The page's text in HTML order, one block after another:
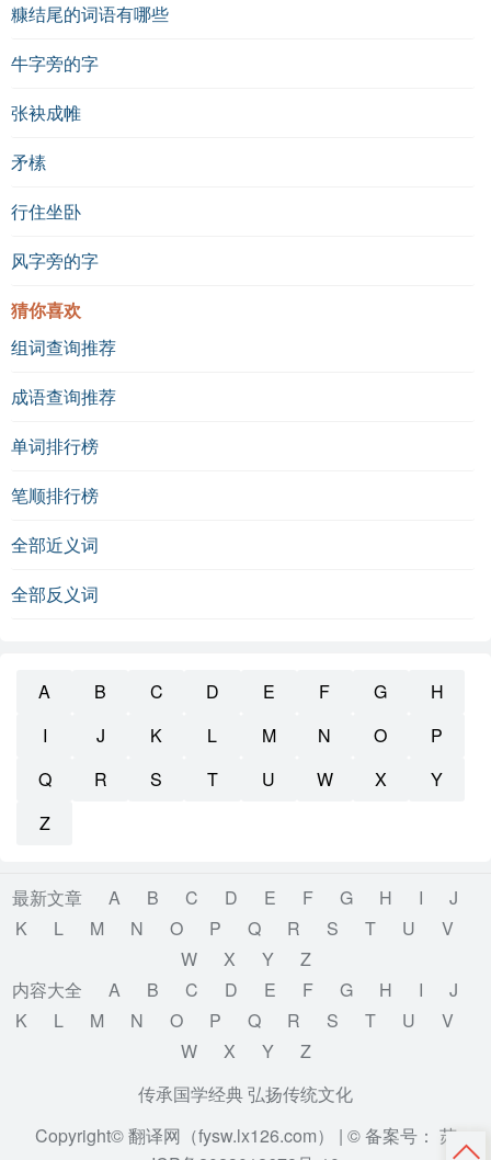
糠结尾的词语有哪些
牛字旁的字
张袂成帷
矛榡
行住坐卧
风字旁的字
猜你喜欢
组词查询推荐
成语查询推荐
单词排行榜
笔顺排行榜
全部近义词
全部反义词
A B C D E F G
H
I
J K L M N O
P
Q
R S T U W X
Y
Z
最新文章 A B C D E F G H I
J
K
L M N O P Q R S T U
V
W
X Y
Z
内容大全
A B C D E F G H I
J
K
L M N O P Q R S T U
V
W
X Y
Z
传承国学经典 弘扬传统文化
Copyright© 翻译网（fysw.lx126.com） | © 备案号： 苏